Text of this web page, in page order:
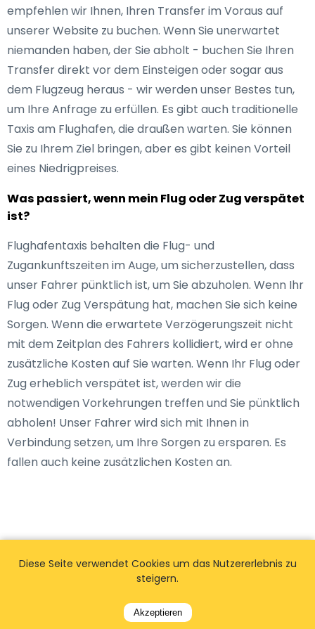
empfehlen wir Ihnen, Ihren Transfer im Voraus auf
unserer Website zu buchen. Wenn Sie unerwartet
niemanden haben, der Sie abholt - buchen Sie Ihren
Transfer direkt vor dem Einsteigen oder sogar aus
dem Flugzeug heraus - wir werden unser Bestes tun,
um Ihre Anfrage zu erfüllen. Es gibt auch traditionelle
Taxis am Flughafen, die draußen warten. Sie können
Sie zu Ihrem Ziel bringen, aber es gibt keinen Vorteil
eines Niedrigpreises.
Was passiert, wenn mein Flug oder Zug verspätet
ist?
Flughafentaxis behalten die Flug- und
Zugankunftszeiten im Auge, um sicherzustellen, dass
unser Fahrer pünktlich ist, um Sie abzuholen. Wenn Ihr
Flug oder Zug Verspätung hat, machen Sie sich keine
Sorgen. Wenn die erwartete Verzögerungszeit nicht
mit dem Zeitplan des Fahrers kollidiert, wird er ohne
zusätzliche Kosten auf Sie warten. Wenn Ihr Flug oder
Zug erheblich verspätet ist, werden wir die
notwendigen Vorkehrungen treffen und Sie pünktlich
abholen! Unser Fahrer wird sich mit Ihnen in
Verbindung setzen, um Ihre Sorgen zu ersparen. Es
fallen auch keine zusätzlichen Kosten an.
Diese Seite verwendet Cookies um das Nutzererlebnis zu
steigern.
Akzeptieren